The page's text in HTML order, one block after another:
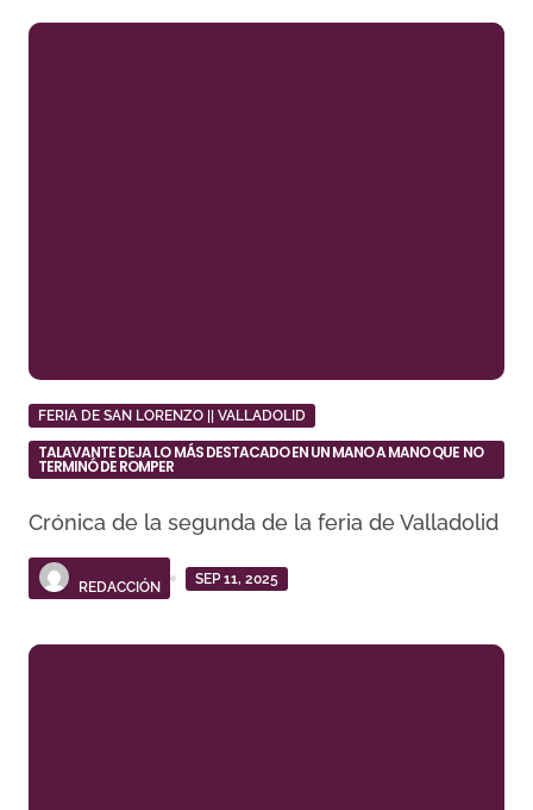
FERIA DE SAN LORENZO || VALLADOLID
TALAVANTE DEJA LO MÁS DESTACADO EN UN MANO A MANO QUE NO
TERMINÓ DE ROMPER
Crónica de la segunda de la feria de Valladolid
REDACCIÓN
SEP 11, 2025